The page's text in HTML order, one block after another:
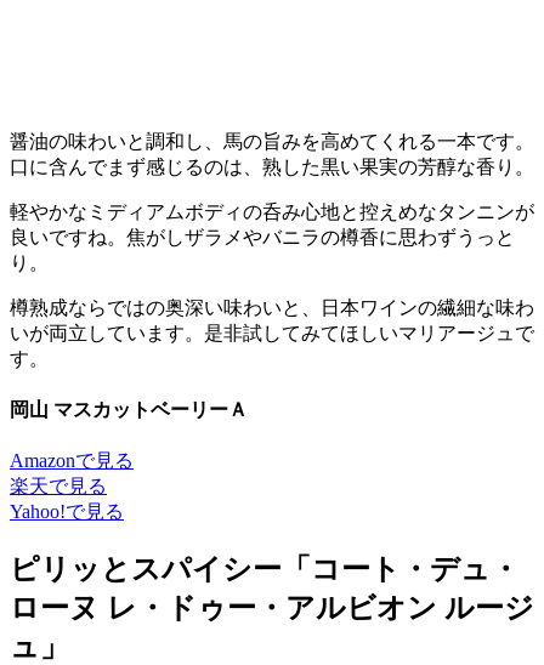
醤油の味わいと調和し、馬の旨みを高めてくれる一本です。
口に含んでまず感じるのは、熟した黒い果実の芳醇な香り。
軽やかなミディアムボディの呑み心地と控えめなタンニンが
良いですね。焦がしザラメやバニラの樽香に思わずうっと
り。
樽熟成ならではの奥深い味わいと、日本ワインの繊細な味わ
いが両立しています。是非試してみてほしいマリアージュで
す。
岡山 マスカットベーリーＡ
Amazonで見る
楽天で見る
Yahoo!で見る
ピリッとスパイシー「コート・デュ・
ローヌ レ・ドゥー・アルビオン ルージ
ュ」